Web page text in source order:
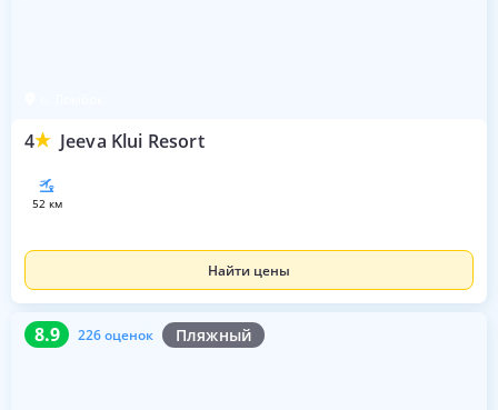
4 Jeeva Klui Resort
52 км
Найти цены
8.9 226 оценок Пляжный
8.9 226 оценок